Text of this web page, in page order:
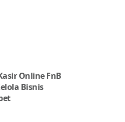
Online FnB
Bisnis